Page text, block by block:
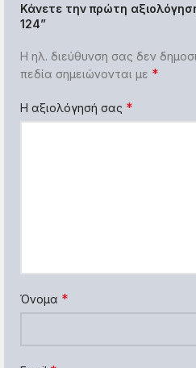
Κάνετε την πρώτη
124”
Η ηλ. διεύθυνση σας δεν
πεδία σημειώνονται με *
Η αξιολόγησή σας *
Όνομα *